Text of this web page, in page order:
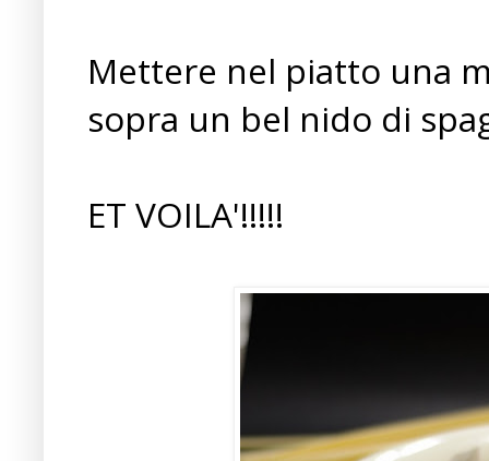
Mettere nel piatto una
sopra un bel nido di
ET VOILA'!!!!!